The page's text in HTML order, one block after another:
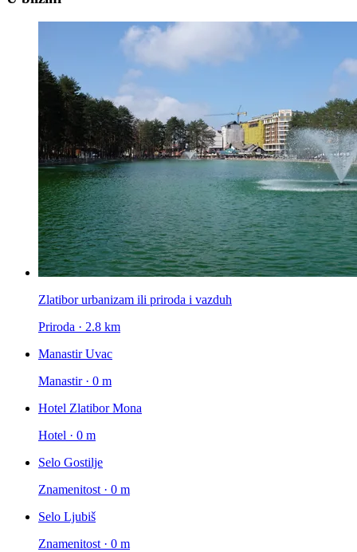
Zlatibor urbanizam ili priroda i vazduh
Priroda · 2.8 km
Manastir Uvac
Manastir · 0 m
Hotel Zlatibor Mona
Hotel · 0 m
Selo Gostilje
Znamenitost · 0 m
Selo Ljubiš
Znamenitost · 0 m